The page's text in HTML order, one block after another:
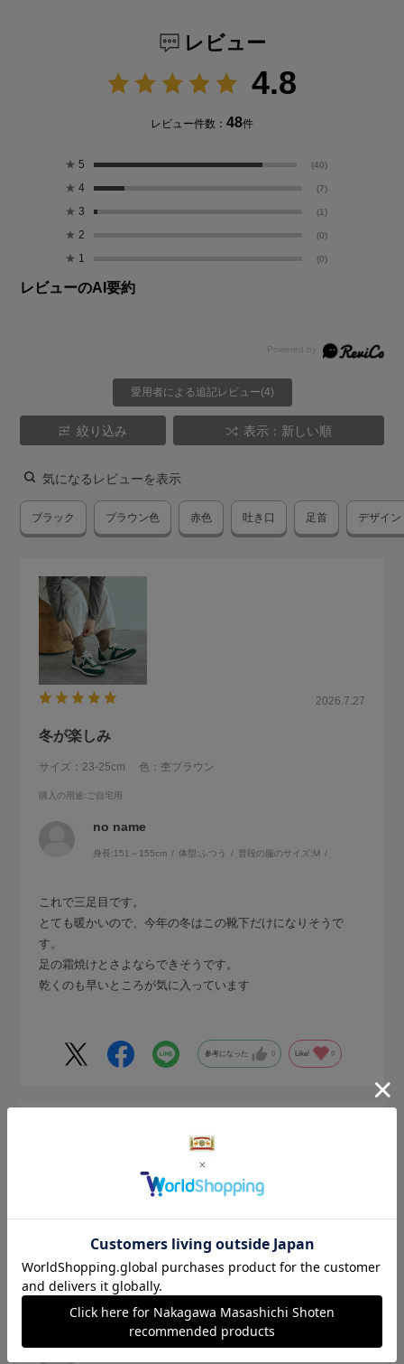
レビュー
4.8
レビュー件数： 48件
★ 5 (40)
★ 4 (7)
★ 3 (1)
★ 2 (0)
★ 1 (0)
レビューのAI要約
愛用者による追記レビュー(4)
絞り込み 表示：新しい順
気になるレビューを表示
ブラック ブラウン色 赤色 吐き口 足首 デザイン
2026.7.27
冬が楽しみ
サイズ：23-25cm 色：杢ブラウン
購入の用途:ご自宅用
no name
身長:151～155cm 体型:ふつう 普段の服のサイズ:M
これで三足目です。
とても暖かいので、今年の冬はこの靴下だけになりそうで
す。
足の霜焼けとさよならできそうです。
乾くのも早いところが気に入っています
参考になった 0 Like! 0
サイズ復活 のぞみます
サイズ：21-23cm 色：杢グレー